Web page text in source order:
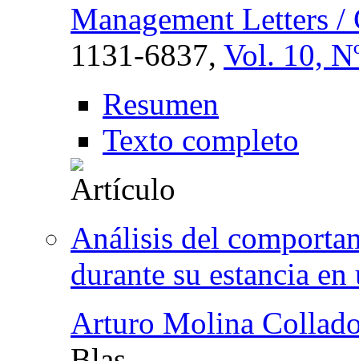
Management Letters /
1131-6837, Vol. 10,
Resumen
Texto completo
Análisis del
durante su estancia
Arturo Molina